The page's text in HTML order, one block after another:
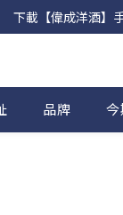
網
下載【偉成洋酒】
品牌